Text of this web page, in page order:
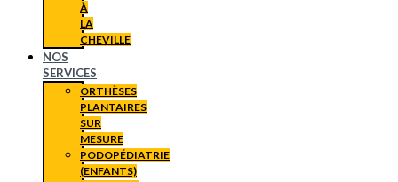
À
LA
CHEVILLE
NOS
SERVICES
ORTHÈSES
PLANTAIRES
SUR
MESURE
PODOPÉDIATRIE
(ENFANTS)